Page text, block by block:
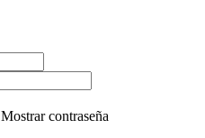
Mostrar contraseña